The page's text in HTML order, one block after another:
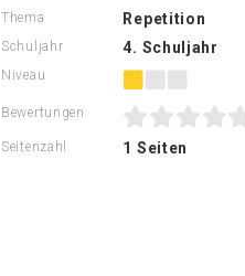
Thema Repetition
Schuljahr 4. Schuljahr
Niveau
Bewertungen
Seitenzahl 1 Seiten